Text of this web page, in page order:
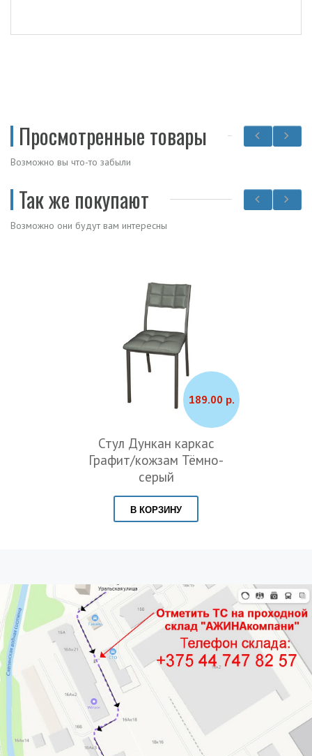
Просмотренные товары
Возможно вы что-то забыли
Так же покупают
Возможно они будут вам интересны
189.00 р.
Стул Дункан каркас
Графит/кожзам Тёмно-
серый
В КОРЗИНУ